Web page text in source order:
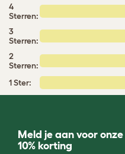
4
Sterren:
3
Sterren:
2
Sterren:
1 Ster:
Meld je aan voor
10% korting